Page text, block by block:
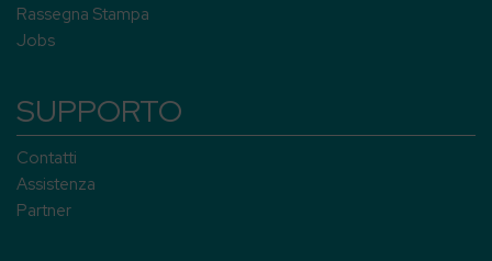
Rassegna Stampa
Jobs
SUPPORTO
Contatti
Assistenza
Partner